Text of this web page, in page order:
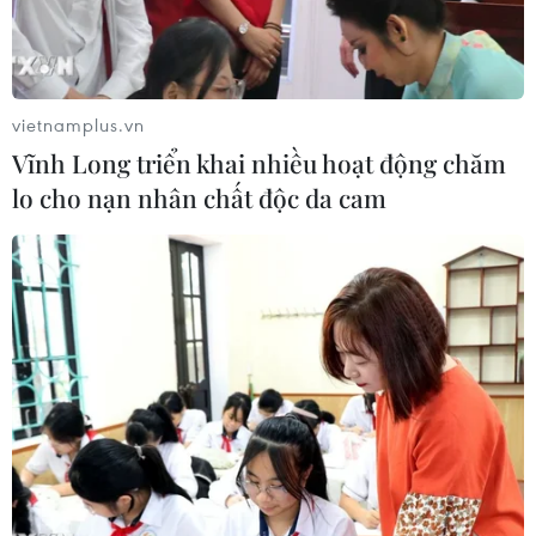
Bộ trưởng Tài chính Anh Rachel Reeves. (Ảnh: THX/TTXVN)
"Kế hoạch kinh tế của chúng tôi là đúng đắn,"
Bộ trưởng Tài chính Rachel Reeves ngày 12/6
nhận định, ngay sau khi Cơ quan Thống kê
Quốc gia công bố con số đáng lo ngại: kinh tế
vietnamplus.vn
Vĩnh Long triển khai nhiều hoạt động chăm
lo cho nạn nhân chất độc da cam